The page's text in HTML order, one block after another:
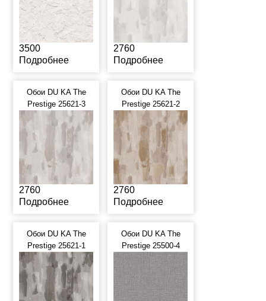
3500
Подробнее
2760
Подробнее
Обои DU KA The
Prestige 25621-3
2760
Подробнее
Обои DU KA The
Prestige 25621-2
2760
Подробнее
Обои DU KA The
Prestige 25621-1
Обои DU KA The
Prestige 25500-4